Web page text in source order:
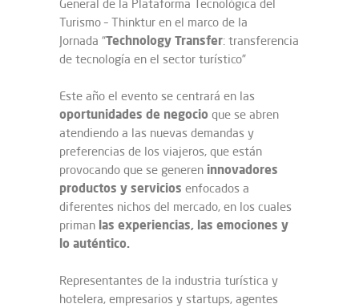
General de la Plataforma Tecnológica del
Turismo – Thinktur en el marco de la
Jornada “Technology Transfer: transferencia
de tecnología en el sector turístico”
Este año el evento se centrará en las
oportunidades de negocio que se abren
atendiendo a las nuevas demandas y
preferencias de los viajeros, que están
provocando que se generen innovadores
productos y servicios enfocados a
diferentes nichos del mercado, en los cuales
priman las experiencias, las emociones y
lo auténtico.
Representantes de la industria turística y
hotelera, empresarios y startups, agentes